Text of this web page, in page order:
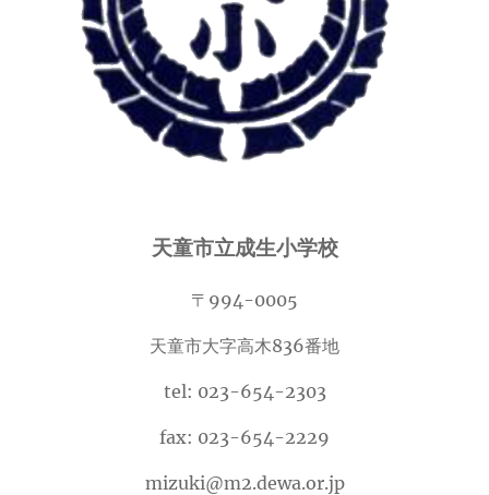
天童市立成生小学校
〒994-0005
天童市大字高木836番地
tel: 023-654-2303
fax: 023-654-2229
mizuki@m2.dewa.or.jp